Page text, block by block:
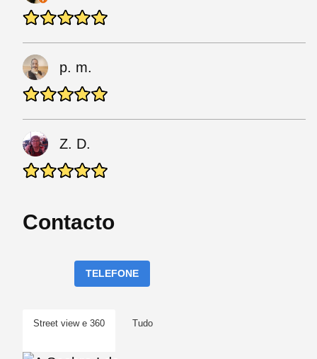
p. m.
Z. D.
Contacto
TELEFONE
Street view e 360 Tudo